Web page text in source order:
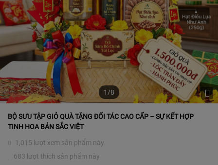
1/8
BỘ SƯU TẬP GIỎ QUÀ TẶNG ĐỐI TÁC CAO CẤP – SỰ KẾT HỢP
TINH HOA BẢN SẮC VIỆT
1,015 lượt xem sản phẩm này
683 lượt thích sản phẩm này